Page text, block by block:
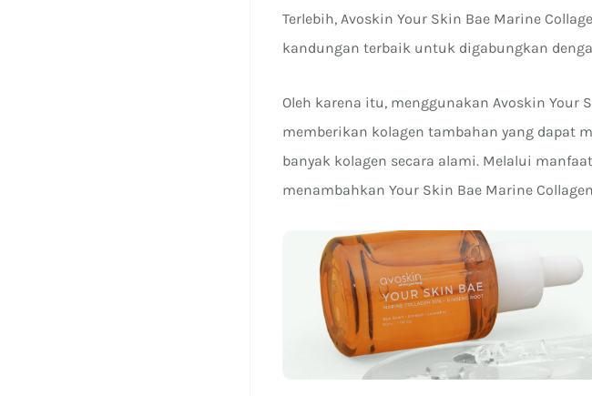
Terlebih, Avoskin Your Skin Bae Marine
kandungan terbaik untuk digabungkan
Oleh karena itu, menggunakan Avoskin Your
memberikan kolagen tambahan yang dapat
banyak kolagen secara alami. Melalui
menambahkan Your Skin Bae Marine